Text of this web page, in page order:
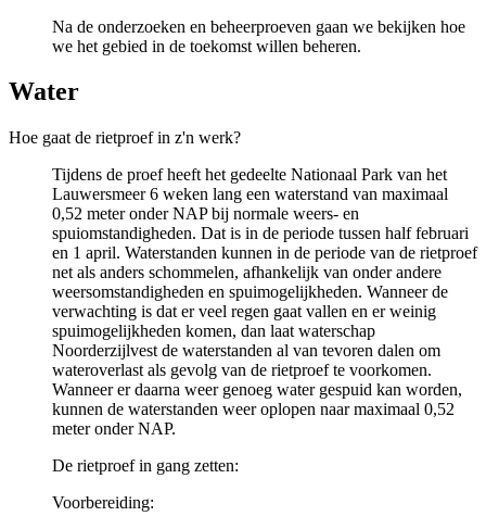
Na de onderzoeken en beheerproeven gaan we bekijken hoe
we het gebied in de toekomst willen beheren.
Water
Hoe gaat de rietproef in z'n werk?
Tijdens de proef heeft het gedeelte Nationaal Park van het
Lauwersmeer 6 weken lang een waterstand van maximaal
0,52 meter onder NAP bij normale weers- en
spuiomstandigheden. Dat is in de periode tussen half februari
en 1 april. Waterstanden kunnen in de periode van de rietproef
net als anders schommelen, afhankelijk van onder andere
weersomstandigheden en spuimogelijkheden. Wanneer de
verwachting is dat er veel regen gaat vallen en er weinig
spuimogelijkheden komen, dan laat waterschap
Noorderzijlvest de waterstanden al van tevoren dalen om
wateroverlast als gevolg van de rietproef te voorkomen.
Wanneer er daarna weer genoeg water gespuid kan worden,
kunnen de waterstanden weer oplopen naar maximaal 0,52
meter onder NAP.
De rietproef in gang zetten:
Voorbereiding: